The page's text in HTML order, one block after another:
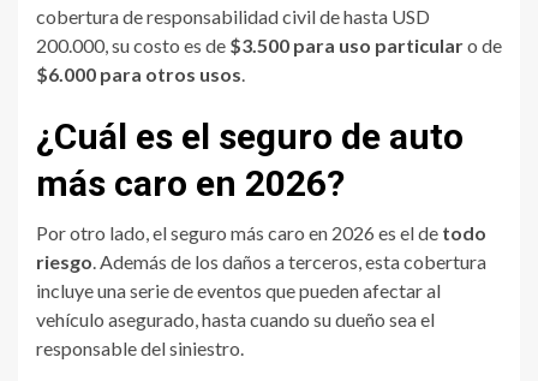
cobertura de responsabilidad civil de hasta USD
200.000, su costo es de $3.500 para uso particularo de
$6.000 para otros usos
¿Cuál es el seguro de auto
más caro en 2026?
Por otro lado, el seguro más caro en 2026 es el de todo
riesgo . Además de los daños a terceros, esta cobertura
incluye una serie de eventos que pueden afectar al
vehículo asegurado, hasta cuando su dueño sea el
responsable del siniestro.